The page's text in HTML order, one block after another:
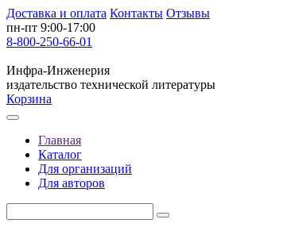
Доставка и оплата Контакты Отзывы
пн-пт 9:00-17:00
8-800-250-66-01
Инфра-Инженерия
издательство технической литературы
Корзина
Главная
Каталог
Для организаций
Для авторов